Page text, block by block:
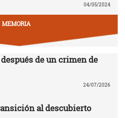
04/05/2024
MEMORIA
de un crimen de
24/07/2026
al descubierto